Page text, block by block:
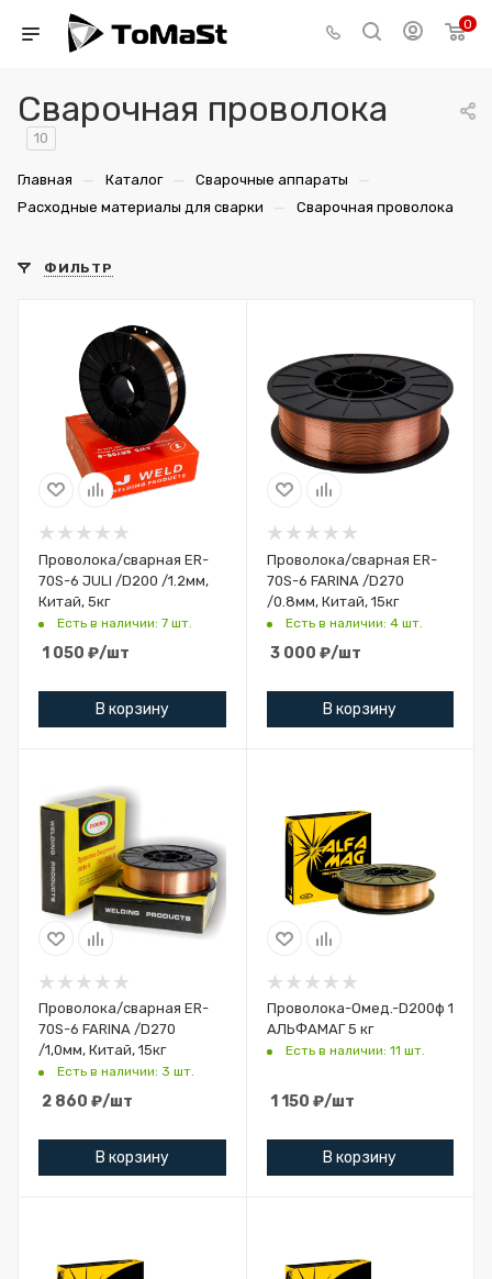
0
Сварочная проволока
10
Главная — Каталог — Сварочные аппараты —
Расходные материалы для сварки — Сварочная проволока
ФИЛЬТР
Проволока/сварная ER-
70S-6 JULI /D200 /1.2мм,
Китай, 5кг
Есть в наличии: 7 шт.
1 050 ₽/шт
В корзину
Проволока/сварная ER-
70S-6 FARINA /D270
/0.8мм, Китай, 15кг
Есть в наличии: 4 шт.
3 000 ₽/шт
В корзину
Проволока/сварная ER-
70S-6 FARINA /D270
/1,0мм, Китай, 15кг
Есть в наличии: 3 шт.
2 860 ₽/шт
В корзину
Проволока-Омед.-D200ф 1
АЛЬФАМАГ 5 кг
Есть в наличии: 11 шт.
1 150 ₽/шт
В корзину